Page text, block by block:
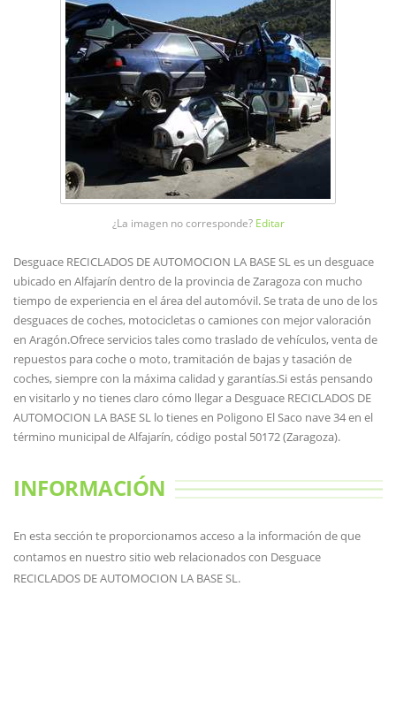
¿La imagen no corresponde? Editar
Desguace RECICLADOS DE AUTOMOCION LA BASE SL es un desguace
ubicado en Alfajarín dentro de la provincia de Zaragoza con mucho
tiempo de experiencia en el área del automóvil. Se trata de uno de los
desguaces de coches, motocicletas o camiones con mejor valoración
en Aragón.Ofrece servicios tales como traslado de vehículos, venta de
repuestos para coche o moto, tramitación de bajas y tasación de
coches, siempre con la máxima calidad y garantías.Si estás pensando
en visitarlo y no tienes claro cómo llegar a Desguace RECICLADOS DE
AUTOMOCION LA BASE SL lo tienes en Poligono El Saco nave 34 en el
término municipal de Alfajarín, código postal 50172 (Zaragoza).
INFORMACIÓN
En esta sección te proporcionamos acceso a la información de que
contamos en nuestro sitio web relacionados con Desguace
RECICLADOS DE AUTOMOCION LA BASE SL.